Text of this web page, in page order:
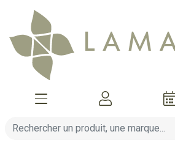
Afficher la navigation